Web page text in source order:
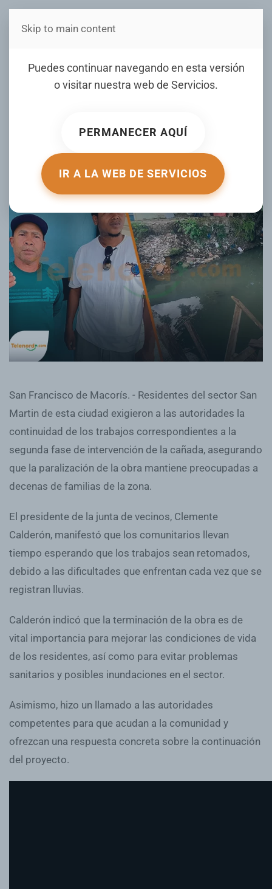
Estás en Telenord Medios
Puedes continuar navegando en esta versión
o visitar nuestra web de Servicios.
PERMANECER AQUÍ
IR A LA WEB DE SERVICIOS
Skip to main content
Exigen la continuidad de
los trabajos en la segunda
ESCRITO POR RAMON HERNANDEZ EL 13 MAY 2026.
PUBLICADO EN
LOCALES.
San Francisco de Macorís. - Residentes del sector San
Martin de esta ciudad exigieron a las autoridades la
continuidad de los trabajos correspondientes a la
segunda fase de intervención de la cañada, asegurando
que la paralización de la obra mantiene preocupadas a
decenas de familias de la zona.
El presidente de la junta de vecinos, Clemente
Calderón, manifestó que los comunitarios llevan
tiempo esperando que los trabajos sean retomados,
debido a las dificultades que enfrentan cada vez que se
registran lluvias.
Calderón indicó que la terminación de la obra es de
vital importancia para mejorar las condiciones de vida
de los residentes, así como para evitar problemas
sanitarios y posibles inundaciones en el sector.
Asimismo, hizo un llamado a las autoridades
competentes para que acudan a la comunidad y
ofrezcan una respuesta concreta sobre la continuación
del proyecto.